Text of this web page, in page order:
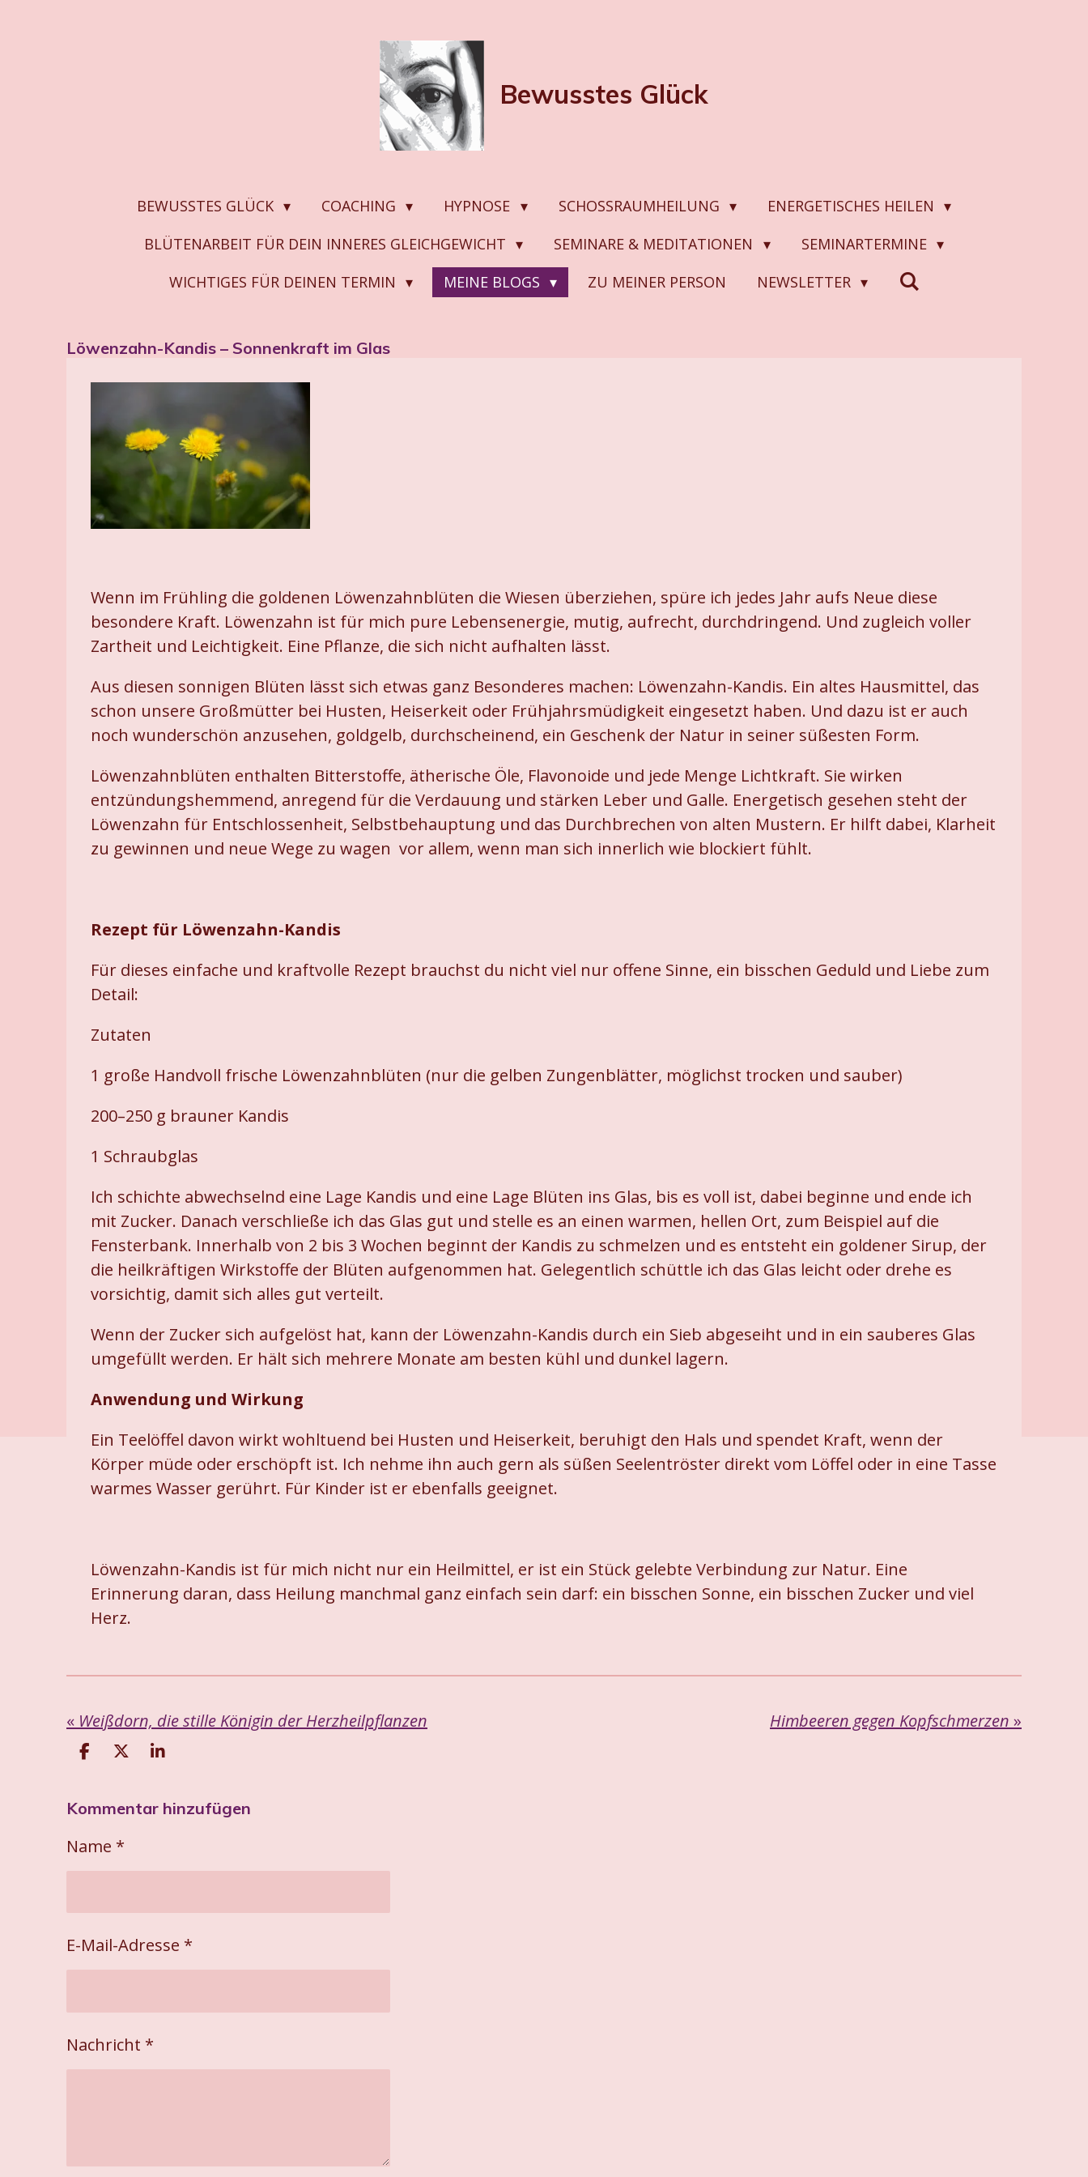
Bewusstes Glück
BEWUSSTES GLÜCK COACHING HYPNOSE SCHOSSRAUMHEILUNG
ENERGETISCHES HEILEN
BLÜTENARBEIT FÜR DEIN INNERES GLEICHGEWICHT
SEMINARE & MEDITATIONEN
SEMINARTERMINE
WICHTIGES FÜR DEINEN TERMIN
MEINE BLOGS ZU MEINER PERSON NEWSLETTER
Löwenzahn-Kandis – Sonnenkraft im Glas
Wenn im Frühling die goldenen Löwenzahnblüten die Wiesen überziehen, spüre ich jedes Jahr aufs Neue diese
besondere Kraft. Löwenzahn ist für mich pure Lebensenergie, mutig, aufrecht, durchdringend. Und zugleich voller
Zartheit und Leichtigkeit. Eine Pflanze, die sich nicht aufhalten lässt.
Aus diesen sonnigen Blüten lässt sich etwas ganz Besonderes machen: Löwenzahn-Kandis. Ein altes Hausmittel, das
schon unsere Großmütter bei Husten, Heiserkeit oder Frühjahrsmüdigkeit eingesetzt haben. Und dazu ist er auch
noch wunderschön anzusehen, goldgelb, durchscheinend, ein Geschenk der Natur in seiner süßesten Form.
Löwenzahnblüten enthalten Bitterstoffe, ätherische Öle, Flavonoide und jede Menge Lichtkraft. Sie wirken
entzündungshemmend, anregend für die Verdauung und stärken Leber und Galle. Energetisch gesehen steht der
Löwenzahn für Entschlossenheit, Selbstbehauptung und das Durchbrechen von alten Mustern. Er hilft dabei, Klarheit
zu gewinnen und neue Wege zu wagen vor allem, wenn man sich innerlich wie blockiert fühlt.
Rezept für Löwenzahn-Kandis
Für dieses einfache und kraftvolle Rezept brauchst du nicht viel nur offene Sinne, ein bisschen Geduld und Liebe zum
Detail:
Zutaten
1 große Handvoll frische Löwenzahnblüten (nur die gelben Zungenblätter, möglichst trocken und sauber)
200–250 g brauner Kandis
1 Schraubglas
Ich schichte abwechselnd eine Lage Kandis und eine Lage Blüten ins Glas, bis es voll ist, dabei beginne und ende ich
mit Zucker. Danach verschließe ich das Glas gut und stelle es an einen warmen, hellen Ort, zum Beispiel auf die
Fensterbank. Innerhalb von 2 bis 3 Wochen beginnt der Kandis zu schmelzen und es entsteht ein goldener Sirup, der
die heilkräftigen Wirkstoffe der Blüten aufgenommen hat. Gelegentlich schüttle ich das Glas leicht oder drehe es
vorsichtig, damit sich alles gut verteilt.
Wenn der Zucker sich aufgelöst hat, kann der Löwenzahn-Kandis durch ein Sieb abgeseiht und in ein sauberes Glas
umgefüllt werden. Er hält sich mehrere Monate am besten kühl und dunkel lagern.
Anwendung und Wirkung
Ein Teelöffel davon wirkt wohltuend bei Husten und Heiserkeit, beruhigt den Hals und spendet Kraft, wenn der
Körper müde oder erschöpft ist. Ich nehme ihn auch gern als süßen Seelentröster direkt vom Löffel oder in eine Tasse
warmes Wasser gerührt. Für Kinder ist er ebenfalls geeignet.
Löwenzahn-Kandis ist für mich nicht nur ein Heilmittel, er ist ein Stück gelebte Verbindung zur Natur. Eine
Erinnerung daran, dass Heilung manchmal ganz einfach sein darf: ein bisschen Sonne, ein bisschen Zucker und viel
Herz.
« Weißdorn, die stille Königin der Herzheilpflanzen Himbeeren gegen Kopfschmerzen »
T
l
n
T
l
n
T
l
Kommentar hinzufügen
Name *
E-Mail-Adresse *
Nachricht *